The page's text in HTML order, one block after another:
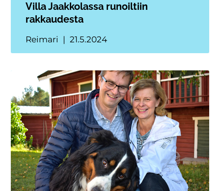
Villa Jaakkolassa runoiltiin
rakkaudesta
Reimari 21.5.2024